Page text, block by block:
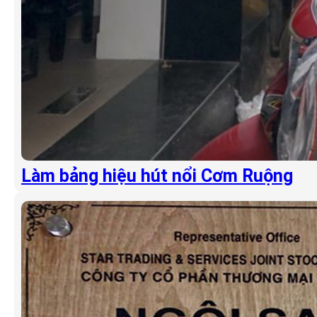
Làm bảng hiệu hút nổi Cơm Ruộng